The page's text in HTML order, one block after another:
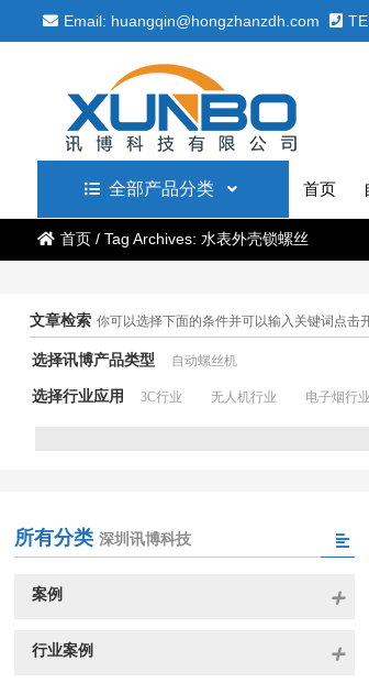
Email: huangqin@hongzhanzdh.com
全部产品分类 首页
首页/ Tag Archives: 水表外壳锁螺丝
文章检索 你可以选择下面的条件并可以输入关键词点击
选择讯博产品类型 自动螺丝机
选择行业应用 3C行业 无人机行业 电子烟行业
所有分类 深圳讯博科技
案例
行业案例